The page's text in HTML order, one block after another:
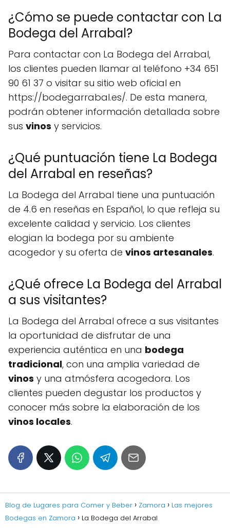
¿Cómo se puede contactar con La
Bodega del Arrabal?
Para contactar con La Bodega del Arrabal,
los clientes pueden llamar al teléfono +34 651
90 61 37 o visitar su sitio web oficial en
https://bodegarrabal.es/. De esta manera,
podrán obtener información detallada sobre
sus vinos y servicios.
¿Qué puntuación tiene La Bodega
del Arrabal en reseñas?
La Bodega del Arrabal tiene una puntuación
de 4.6 en reseñas en Español, lo que refleja su
excelente calidad y servicio. Los clientes
elogian la bodega por su ambiente
acogedor y su oferta de vinos artesanales.
¿Qué ofrece La Bodega del Arrabal
a sus visitantes?
La Bodega del Arrabal ofrece a sus visitantes
la oportunidad de disfrutar de una
experiencia auténtica en una bodega
tradicional, con una amplia variedad de
vinos y una atmósfera acogedora. Los
clientes pueden degustar los productos y
conocer más sobre la elaboración de los
vinos locales.
Blog de Lugares para Comer y Beber Zamora
Las mejores
Bodegas en Zamora
La Bodega del Arrabal